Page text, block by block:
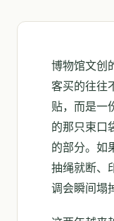
博物馆文创
客买的往往
贴，而是一
的那只束口
的部分。如
抽绳就断、
调会瞬间塌